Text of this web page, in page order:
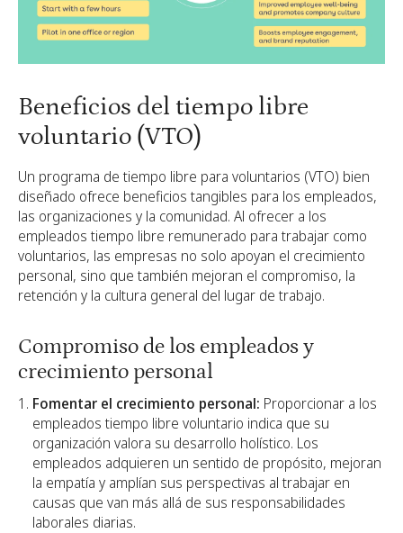
Beneficios del tiempo libre
voluntario (VTO)
Un programa de tiempo libre para voluntarios (VTO) bien
diseñado ofrece beneficios tangibles para los empleados,
las organizaciones y la comunidad. Al ofrecer a los
empleados tiempo libre remunerado para trabajar como
voluntarios, las empresas no solo apoyan el crecimiento
personal, sino que también mejoran el compromiso, la
retención y la cultura general del lugar de trabajo.
Compromiso de los empleados y
crecimiento personal
Fomentar el crecimiento personal: Proporcionar a los
empleados tiempo libre voluntario indica que su
organización valora su desarrollo holístico. Los
empleados adquieren un sentido de propósito, mejoran
la empatía y amplían sus perspectivas al trabajar en
causas que van más allá de sus responsabilidades
laborales diarias.